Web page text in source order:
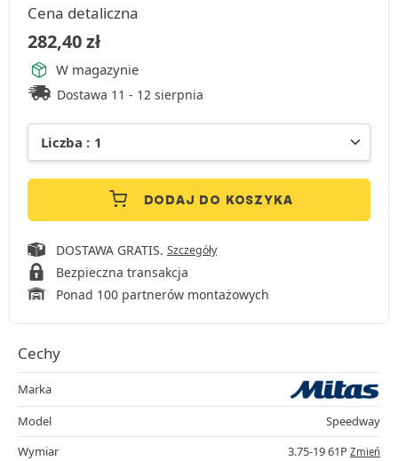
Cena detaliczna
282,40zł
W magazynie
Dostawa 11 - 12 sierpnia
DODAJ DO KOSZYKA
DOSTAWA GRATIS. Szczegóły
Bezpieczna transakcja
Ponad 100 partnerów montażowych
Cechy
Marka
Model
Speedway
Wymiar
3.75-19 61P Zmień